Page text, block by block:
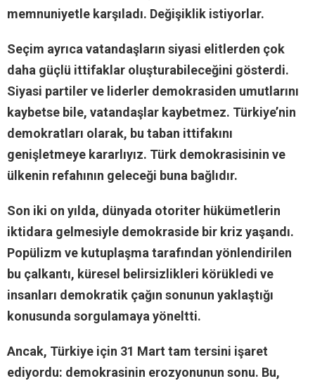
memnuniyetle karşıladı. Değişiklik istiyorlar.
Seçim ayrıca vatandaşların siyasi elitlerden çok
daha güçlü ittifaklar oluşturabileceğini gösterdi.
Siyasi partiler ve liderler demokrasiden umutlarını
kaybetse bile, vatandaşlar kaybetmez. Türkiye’nin
demokratları olarak, bu taban ittifakını
genişletmeye kararlıyız. Türk demokrasisinin ve
ülkenin refahının geleceği buna bağlıdır.
Son iki on yılda, dünyada otoriter hükümetlerin
iktidara gelmesiyle demokraside bir kriz yaşandı.
Popülizm ve kutuplaşma tarafından yönlendirilen
bu çalkantı, küresel belirsizlikleri körükledi ve
insanları demokratik çağın sonunun yaklaştığı
konusunda sorgulamaya yöneltti.
Ancak, Türkiye için 31 Mart tam tersini işaret
ediyordu: demokrasinin erozyonunun sonu. Bu,